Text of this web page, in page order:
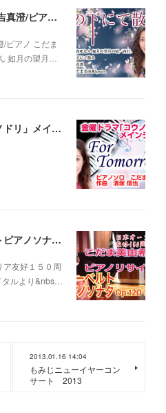
「花の下にて散る」作曲 日吉真澄/ピアノ こだま美由希/ 花の下にて春死なん 如月の望月の頃/西行
/ピアノ こだま
如月の望月…
【演奏動画】ドラマ「コウノドリ」メインテーマ〜For Tomorrow~
【ライブ映像】シューベルトピアノソナタOp.120 第１楽章 こだま美由希ピアノリサイタルより
友好１５０周
ルより&nbs…
2013.01.16 14:04
もみじニューイヤーコン
サート 2013